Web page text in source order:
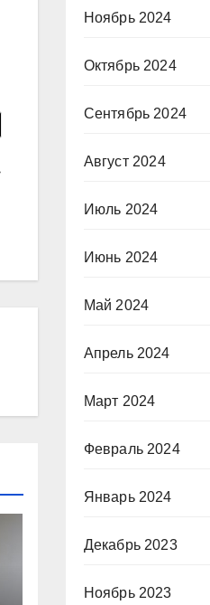
Ноябрь 2024
Октябрь 2024
Сентябрь 2024
Август 2024
Июль 2024
Июнь 2024
Май 2024
Апрель 2024
Март 2024
Февраль 2024
Январь 2024
Декабрь 2023
Ноябрь 2023